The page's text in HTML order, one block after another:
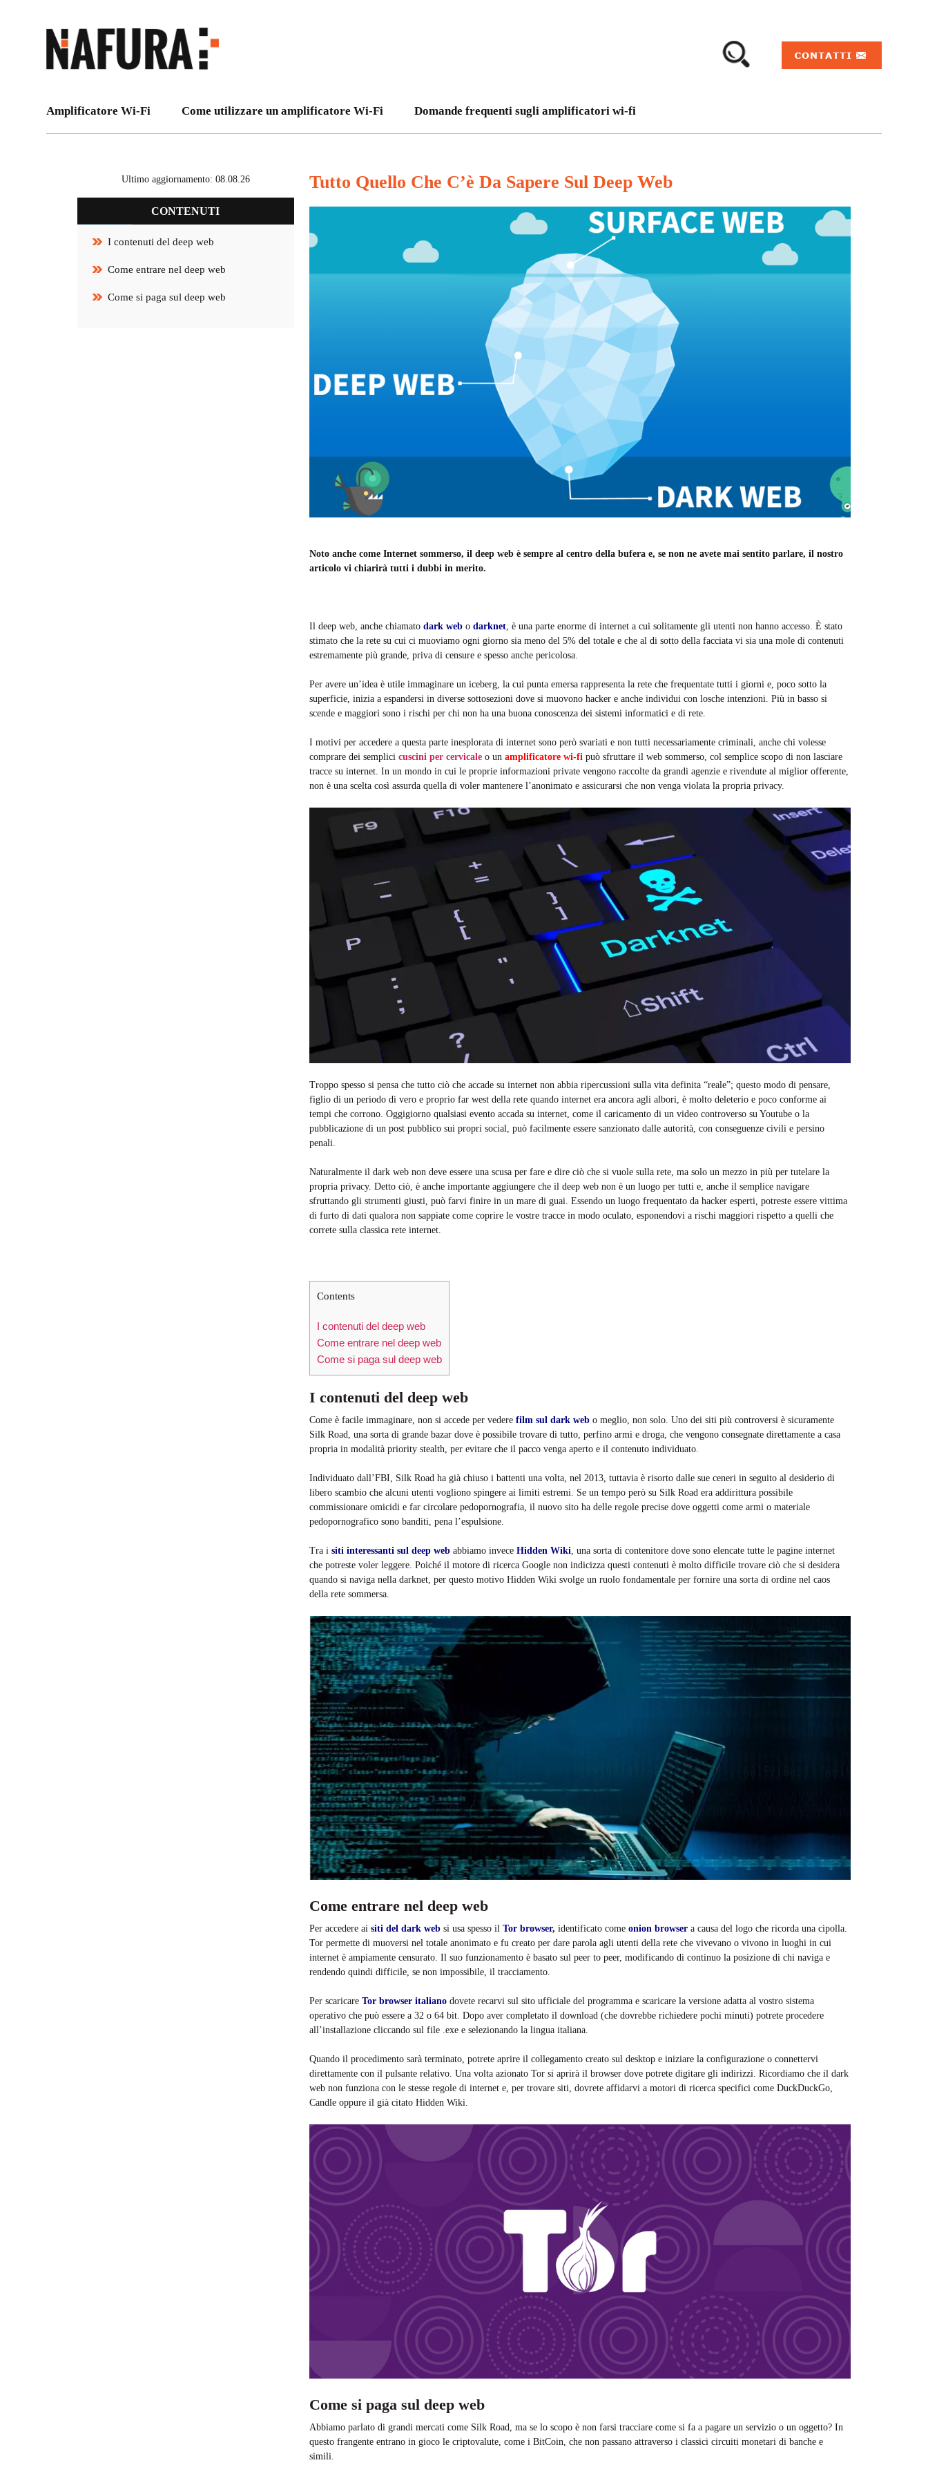
Amplificatore Wi-Fi Come utilizzare un amplificatore Wi-Fi Domande frequenti sugli amplificatori wi-fi
Ultimo aggiornamento: 08.08.26
CONTENUTI
I contenuti del deep web
Come entrare nel deep web
Come si paga sul deep web
Tutto Quello Che C’è Da Sapere Sul Deep Web
Noto anche come Internet sommerso, il deep web è sempre al centro della bufera e, se non ne avete mai sentito parlare, il nostro
articolo vi chiarirà tutti i dubbi in merito.
Il deep web, anche chiamato dark webodarknet, è una parte enorme di internet a cui solitamente gli utenti non hanno accesso. È stato
stimato che la rete su cui ci muoviamo ogni giorno sia meno del 5% del totale e che al di sotto della facciata vi sia una mole di contenuti
estremamente più grande, priva di censure e spesso anche pericolosa.
Per avere un’idea è utile immaginare un iceberg, la cui punta emersa rappresenta la rete che frequentate tutti i giorni e, poco sotto la
superficie, inizia a espandersi in diverse sottosezioni dove si muovono hacker e anche individui con losche intenzioni. Più in basso si
scende e maggiori sono i rischi per chi non ha una buona conoscenza dei sistemi informatici e di rete.
I motivi per accedere a questa parte inesplorata di internet sono però svariati e non tutti necessariamente criminali, anche chi volesse
comprare dei semplici cuscini per cervicale o unamplificatore wi-fi può sfruttare il web sommerso, col semplice scopo di non lasciare
tracce su internet. In un mondo in cui le proprie informazioni private vengono raccolte da grandi agenzie e rivendute al miglior offerente,
non è una scelta così assurda quella di voler mantenere l’anonimato e assicurarsi che non venga violata la propria privacy.
Troppo spesso si pensa che tutto ciò che accade su internet non abbia ripercussioni sulla vita definita “reale”; questo modo di pensare,
figlio di un periodo di vero e proprio far west della rete quando internet era ancora agli albori, è molto deleterio e poco conforme ai
tempi che corrono. Oggigiorno qualsiasi evento accada su internet, come il caricamento di un video controverso su Youtube o la
pubblicazione di un post pubblico sui propri social, può facilmente essere sanzionato dalle autorità, con conseguenze civili e persino
penali.
Naturalmente il dark web non deve essere una scusa per fare e dire ciò che si vuole sulla rete, ma solo un mezzo in più per tutelare la
propria privacy. Detto ciò, è anche importante aggiungere che il deep web non è un luogo per tutti e, anche il semplice navigare
sfruttando gli strumenti giusti, può farvi finire in un mare di guai. Essendo un luogo frequentato da hacker esperti, potreste essere vittima
di furto di dati qualora non sappiate come coprire le vostre tracce in modo oculato, esponendovi a rischi maggiori rispetto a quelli che
correte sulla classica rete internet.
Contents
I contenuti del deep web
Come entrare nel deep web
Come si paga sul deep web
I contenuti del deep web
Come è facile immaginare, non si accede per vederefilm sul dark webo meglio, non solo. Uno dei siti più controversi è sicuramente
Silk Road, una sorta di grande bazar dove è possibile trovare di tutto, perfino armi e droga, che vengono consegnate direttamente a casa
propria in modalità priority stealth, per evitare che il pacco venga aperto e il contenuto individuato.
Individuato dall’FBI, Silk Road ha già chiuso i battenti una volta, nel 2013, tuttavia è risorto dalle sue ceneri in seguito al desiderio di
libero scambio che alcuni utenti vogliono spingere ai limiti estremi. Se un tempo però su Silk Road era addirittura possibile
commissionare omicidi e far circolare pedopornografia, il nuovo sito ha delle regole precise dove oggetti come armi o materiale
pedopornografico sono banditi, pena l’espulsione.
Tra isiti interessanti sul deep web abbiamo inveceHidden Wiki, una sorta di contenitore dove sono elencate tutte le pagine internet
che potreste voler leggere. Poiché il motore di ricerca Google non indicizza questi contenuti è molto difficile trovare ciò che si desidera
quando si naviga nella darknet, per questo motivo Hidden Wiki svolge un ruolo fondamentale per fornire una sorta di ordine nel caos
della rete sommersa.
Come entrare nel deep web
Per accedere aisiti del dark websi usa spesso ilTor browser,identificato comeonion browser a causa del logo che ricorda una cipolla.
Tor permette di muoversi nel totale anonimato e fu creato per dare parola agli utenti della rete che vivevano o vivono in luoghi in cui
internet è ampiamente censurato. Il suo funzionamento è basato sul peer to peer, modificando di continuo la posizione di chi naviga e
rendendo quindi difficile, se non impossibile, il tracciamento.
Per scaricareTor browser italiano dovete recarvi sul sito ufficiale del programma e scaricare la versione adatta al vostro sistema
operativo che può essere a 32 o 64 bit. Dopo aver completato il download (che dovrebbe richiedere pochi minuti) potrete procedere
all’installazione cliccando sul file .exe e selezionando la lingua italiana.
Quando il procedimento sarà terminato, potrete aprire il collegamento creato sul desktop e iniziare la configurazione o connettervi
direttamente con il pulsante relativo. Una volta azionato Tor si aprirà il browser dove potrete digitare gli indirizzi. Ricordiamo che il dark
web non funziona con le stesse regole di internet e, per trovare siti, dovrete affidarvi a motori di ricerca specifici come DuckDuckGo,
Candle oppure il già citato Hidden Wiki.
Come si paga sul deep web
Abbiamo parlato di grandi mercati come Silk Road, ma se lo scopo è non farsi tracciare come si fa a pagare un servizio o un oggetto? In
questo frangente entrano in gioco le criptovalute, come i BitCoin, che non passano attraverso i classici circuiti monetari di banche e
simili.